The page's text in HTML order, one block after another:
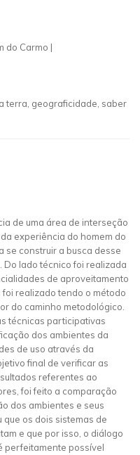
do Carmo |
terra, geograficidade, saber
de uma área de interseção
experiência do homem do
se construir a busca desse
Do lado técnico foi realizada
de aproveitamento
realizado tendo o método
do caminho metodológico.
técnicas participativas
dos ambientes da
de uso através da
final de verificar as
referentes ao
foi feito a comparação
dos ambientes e seus
os dois sistemas de
e que por isso, o diálogo
perfeitamente possível